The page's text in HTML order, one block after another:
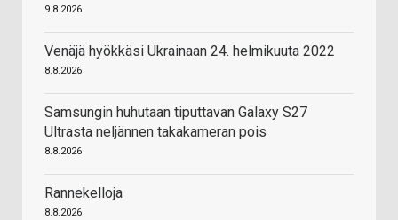
9.8.2026
Venäjä hyökkäsi Ukrainaan 24. helmikuuta 2022
8.8.2026
Samsungin huhutaan tiputtavan Galaxy S27
Ultrasta neljännen takakameran pois
8.8.2026
Rannekelloja
8.8.2026